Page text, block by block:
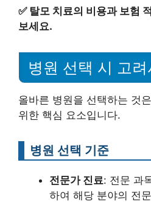
✅ 탈모 치료의 비용과 보험
보세요.
병원 선택 시 고
올바른 병원을 선택하는 것
위한 핵심 요소입니다.
병원 선택 기준
전문가 진료: 전문 과
하여 해당 분야의 전